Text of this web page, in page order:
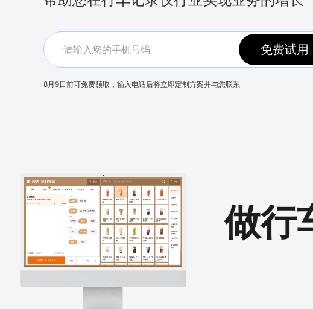
免费试用
8月9日前可免费领取，输入电话后将立即定制方案并与您联系
做行